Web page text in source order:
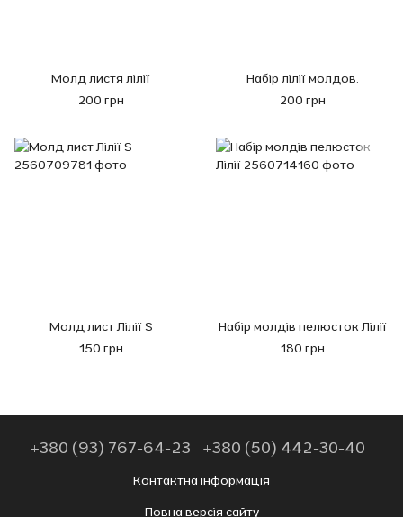
Молд листя лілії
200 грн
Набір лілії молдов.
200 грн
Молд лист Лілії S
150 грн
Набір молдів пелюсток Лілії
180 грн
+380 (93) 767-64-23 +380 (50) 442-30-40
Контактна інформація
Повна версія сайту